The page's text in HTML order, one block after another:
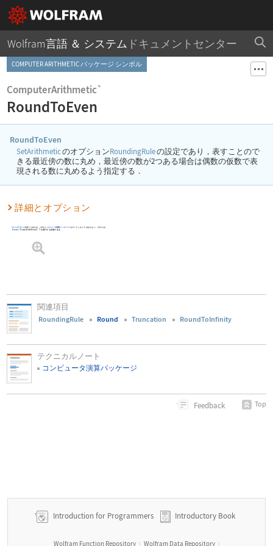
Wolfram言語 ＆ システム ドキュメントセンター
COMPUTER ARITHMETIC パッケージ シンボル
ComputerArithmetic`
RoundToEven
RoundToEven
SetArithmeticのオプションRoundingRuleの設定であり，表すことので
きる最近傍の数に丸め，最近傍の数が2つある場合は偶数の仮数で表
現される数に丸めるよう指定する．
詳細とオプション
RoundToEven を使うためには，まず コンピュータ演算パッケージ をロードしなくてはならない．それには
Needs [ "ComputerArithmetic`"] を実行する必要がある．
関連項目
RoundingRule Round Truncation RoundToInfinity
テクニカルノート
コンピュータ演算パッケージ
Feedback Top
Introduction for Programmers Introductory Book
Wolfram Function Repository | Wolfram Data Repository |